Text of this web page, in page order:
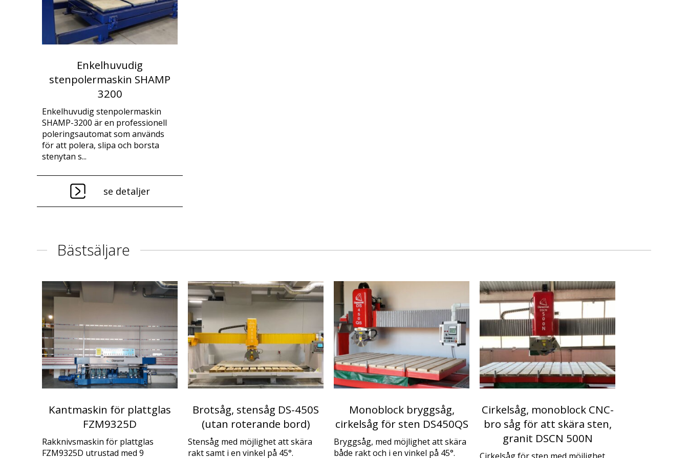
Enkelhuvudig
stenpolermaskin SHAMP
3200
Enkelhuvudig stenpolermaskin
SHAMP-3200 är en professionell
poleringsautomat som används
för att polera, slipa och borsta
stenytan s...
se detaljer
Bästsäljare
Kantmaskin för plattglas
FZM9325D
Rakknivsmaskin för plattglas
FZM9325D utrustad med 9
Brotsåg, stensåg DS-450S
(utan roterande bord)
Stensåg med möjlighet att skära
rakt samt i en vinkel på 45°.
Monoblock bryggsåg,
cirkelsåg för sten DS450QS
Bryggsåg, med möjlighet att skära
både rakt och i en vinkel på 45°.
Cirkelsåg, monoblock CNC-
bro såg för att skära sten,
granit DSCN 500N